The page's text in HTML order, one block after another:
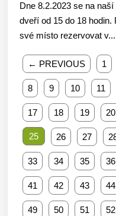
Dne 8.2.2023 se na
dveří od 15 do 18
své místo rezervovat
← PREVIOUS 1
8 9 10 11
17 18 19 20
25 26 27
33 34 35 36
41 42 43 44
49 50 51 52